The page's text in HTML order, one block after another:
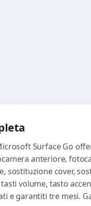
Surface Go
anteriore,
sostituzione cover,
volume, tasto
e garantiti tre mesi.